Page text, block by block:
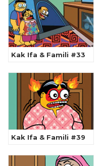
Kak Ifa & Famili #33
Kak Ifa & Famili #39